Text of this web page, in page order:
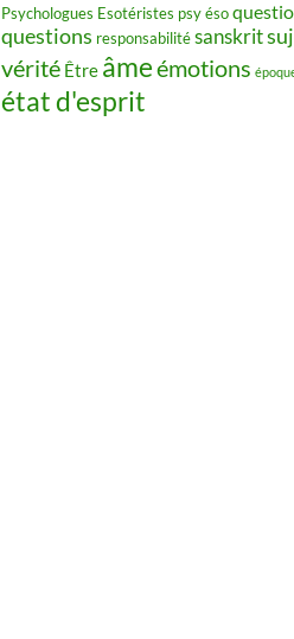
Psychologues Esotéristes psy éso
questions responsabilitésanskrit
vérité Être âmeémotions
état d'esprit